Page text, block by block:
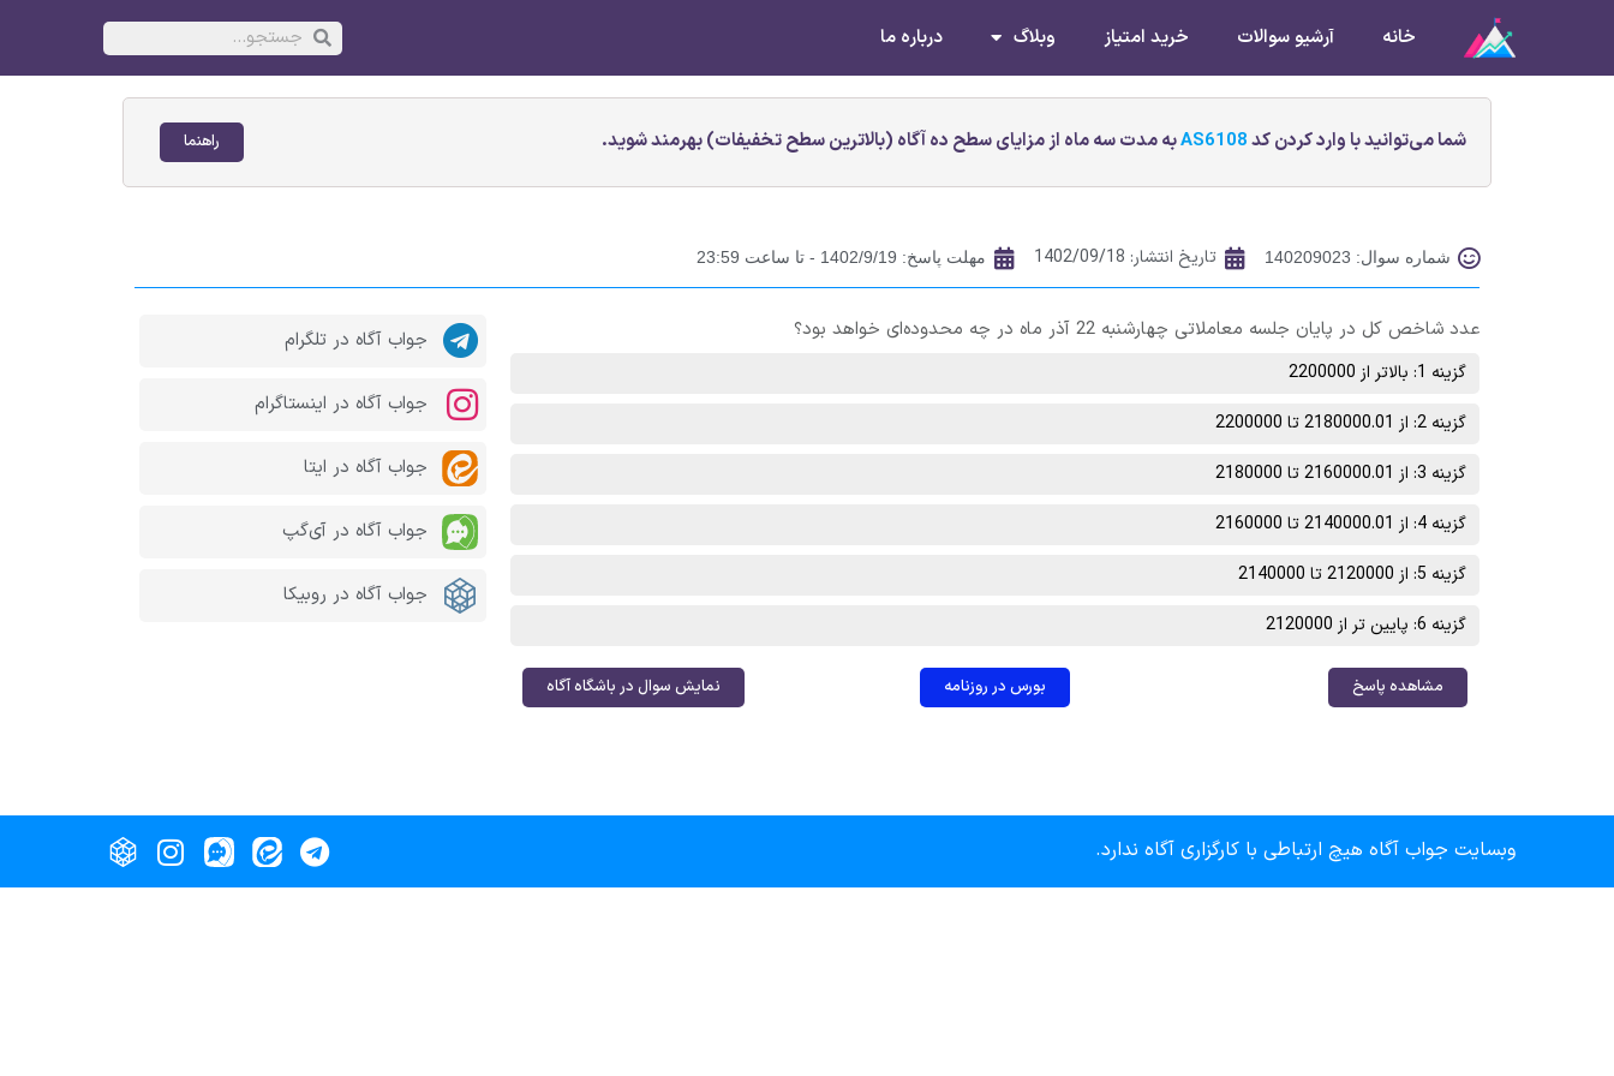
خانه آرشیو سوالات خرید امتیاز وبلاگ درباره ما
شما می‌توانید با وارد کردن کدAS6108به مدت سه ماه از مزایای سطح ده آگاه (بالاترین سطح تخفیفات) بهرمند شوید. راهنما
شماره سوال: 140209023 تاریخ انتشار: 1402/09/18 مهلت پاسخ: 1402/9/19 - تا ساعت 23:59
عدد شاخص کل در پایان جلسه معاملاتی چهارشنبه 22 آذر ماه در چه محدوده‌ای خواهد بود؟
گزینه 1: بالاتر از 2200000
گزینه 2: از 2180000.01 تا 2200000
گزینه 3: از 2160000.01 تا 2180000
گزینه 4: از 2140000.01 تا 2160000
گزینه 5: از 2120000 تا 2140000
گزینه 6: پایین تر از 2120000
مشاهده پاسخ بورس در روزنامه نمایش سوال در باشگاه آگاه
جواب آگاه در تلگرام
جواب آگاه در اینستاگرام
جواب آگاه در ایتا
جواب آگاه در آی‌گپ
جواب آگاه در روبیکا
وبسایت جواب آگاه هیچ ارتباطی با کارگزاری آگاه ندارد.